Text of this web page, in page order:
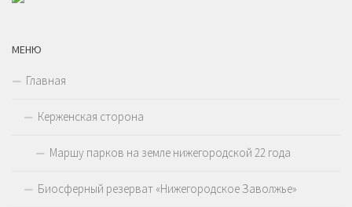
МЕНЮ
Главная
Керженская сторона
Маршу парков на земле нижегородской 22 года
Биосферный резерват «Нижегородское Заволжье»